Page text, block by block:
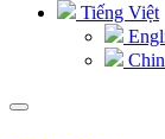
Tiếng Việt